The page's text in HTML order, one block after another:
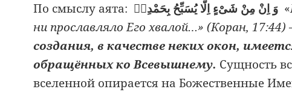
По смыслу аята: «
ни прославляло Его хвалой…» (Коран, 17:44)
создания, в качестве неких окон,
обращённых ко Всевышнему. Сущность
вселенной опирается на Божественные